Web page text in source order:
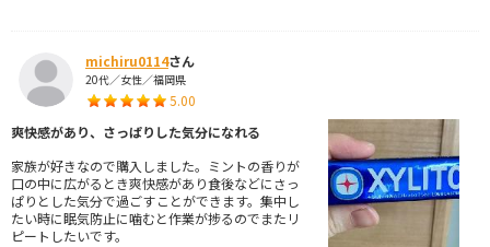
michiru0114さん
20代／女性／福岡県
5.00
爽快感があり、さっぱりした気分になれる
家族が好きなので購入しました。ミントの香りが
口の中に広がるとき爽快感があり食後などにさっ
ぱりとした気分で過ごすことができます。集中し
たい時に眠気防止に噛むと作業が捗るのでまたリ
ピートしたいです。